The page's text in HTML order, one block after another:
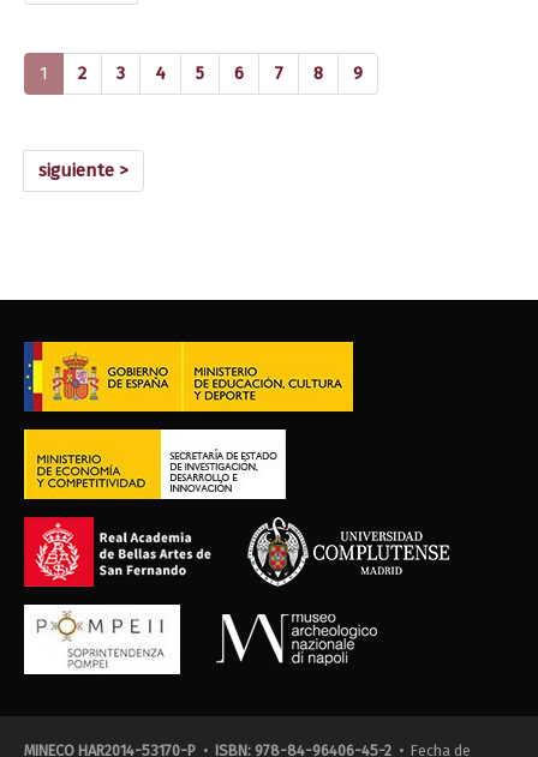
1 (current)
2 3 4 5 6 7 8 9
siguiente >
MINECO HAR2014-53170-P • ISBN: 978-84-96406-45-2 • Fecha de